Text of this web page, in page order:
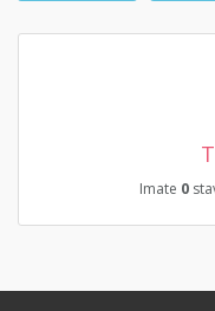
Imate 0